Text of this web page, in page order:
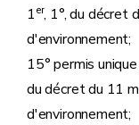
1er, 1°, du décret
d'environnement;
15° permis
du décret du 11
d'environnement;